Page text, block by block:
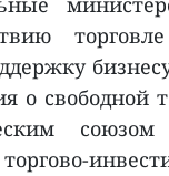
о свободной